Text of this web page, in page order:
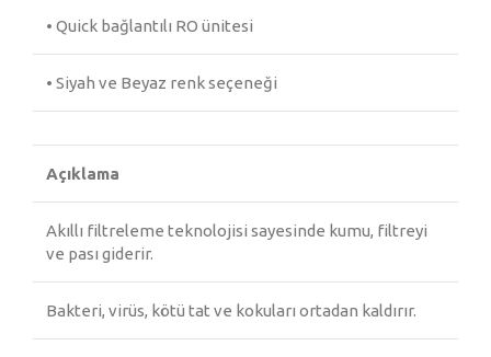
• Quick bağlantılı RO ünitesi
• Siyah ve Beyaz renk seçeneği
Açıklama
Akıllı filtreleme teknolojisi sayesinde kumu, filtreyi
ve pası giderir.
Bakteri, virüs, kötü tat ve kokuları ortadan kaldırır.